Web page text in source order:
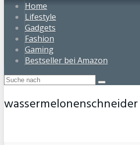
Home
Lifestyle
Gadgets
Fashion
Gaming
Bestseller bei Amazon
wassermelonenschneider